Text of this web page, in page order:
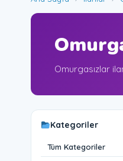
Omurgasızlar
Kategoriler
Tüm Kategoriler